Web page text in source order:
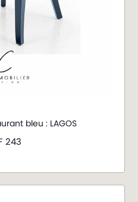
bleu : LAGOS
243